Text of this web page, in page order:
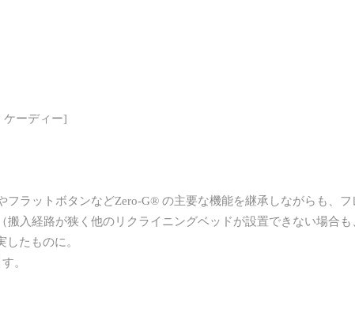
ケーディー]
フラットボタンなどZero-G® の主要な機能を継承しながらも、
搬入経路が狭く他のリクライニングベッドが設置できない場合
たものに。
。